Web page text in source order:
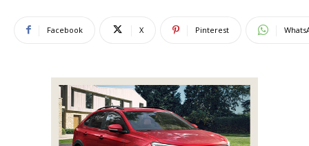
Facebook X Pinterest